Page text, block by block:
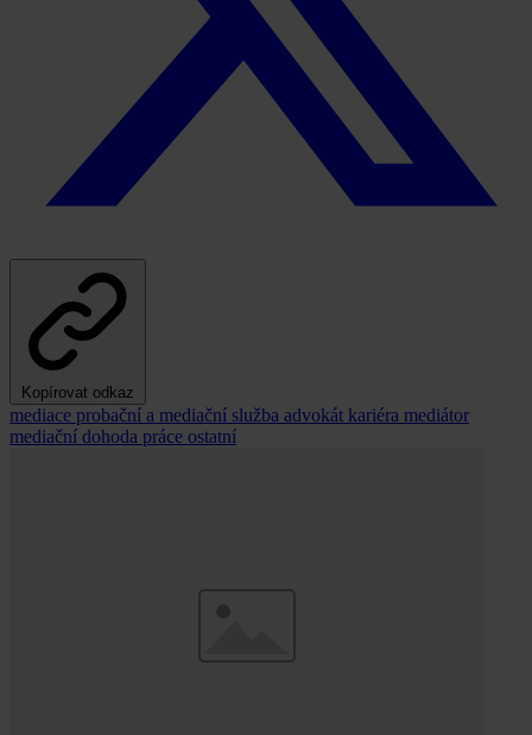
Kopírovat odkaz
mediace probační a mediační služba advokát kariéra mediátor
mediační dohoda práce ostatní